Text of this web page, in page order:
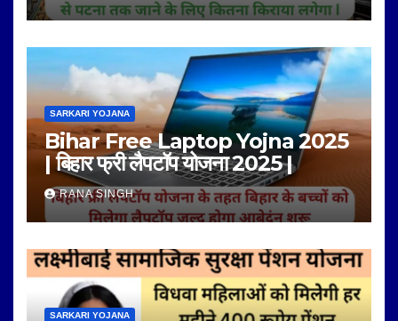
SARKARI YOJANA
Bihar Free Laptop Yojna 2025
| बिहार फ्री लैपटॉप योजना 2025 |
RANA SINGH
SARKARI YOJANA